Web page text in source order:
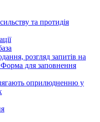
та протидія
розгляд запитів на
для заповнення
оприлюдненню у